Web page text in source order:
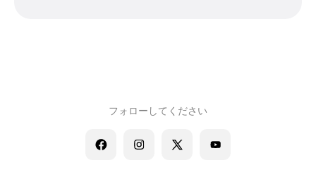
フォローしてください